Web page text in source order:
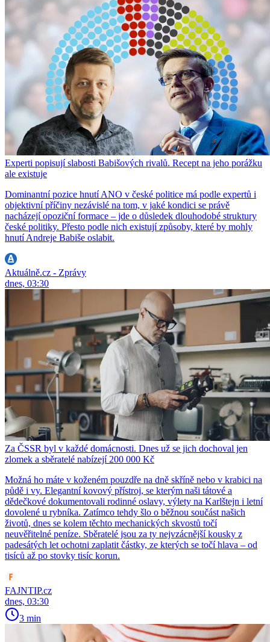
Experti popisují slabosti Babišových rivalů. Recept na jeho porážku
ale existuje
Dominantní pozice hnutí ANO v české politice má podle expertů i
objektivní příčiny nezávislé na tom, v jaké kondici se právě
nacházejí opoziční formace – jde o důsledek dlouhodobé struktury
české politiky. Přesto podle nich existují způsoby, které by mohly
hnutí Andreje Babiše oslabit.
Aktuálně.cz - Zprávy
dnes, 03:30
Za ČSSR byl v každé domácnosti. Dnes už se jich dochoval jen
zlomek a sběratelé nabízejí 200 000 Kč
Možná ho máte v koženém pouzdře na dně skříně nebo v krabici na
půdě i vy. Elegantní kovový přístroj, se kterým naši tátové a
dědečkové dokumentovali rodinné oslavy, výlety na Karlštejn i letní
dovolené u rybníka. Zatímco tehdy šlo o běžnou součást našich
životů, dnes se kolem těchto mechanických skvostů točí
neuvěřitelné peníze. Sběratelé jsou za ty nejvzácnější kousky z
padesátých let ochotni zaplatit částky, ze kterých se točí hlava – od
tisíců až po stovky tisíc korun.
FAJNTIP.cz
dnes, 03:30
3 min